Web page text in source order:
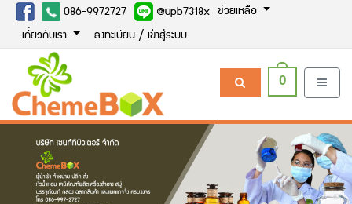
086-9972727 @upb7318x ช่วยเหลือ
เกี่ยวกับเรา ลงทะเบียน / เข้าสู่ระบบ
0